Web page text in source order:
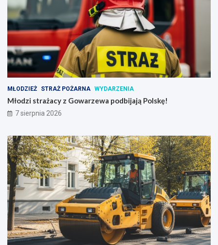
MŁODZIEŻ STRAŻ POŻARNA WYDARZENIA
Młodzi strażacy z Gowarzewa podbijają Polskę!
7 sierpnia 2026